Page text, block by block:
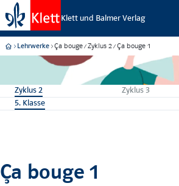
Klett und Balmer Verlag
Lehrwerke Ça bouge Zyklus 2 Ça bouge 1
Zyklus 2 Zyklus 3
5. Klasse
Ça bouge 1